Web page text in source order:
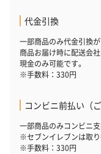
おつまみ・その他
す。
代金引換
一部商品のみ代金引換が
商品お届け時に配送会
現金のみ可能です。
※手数料：330円
コンビニ前払い（
一部商品のみコンビニ支
※セブンイレブンは取り
※手数料：330円